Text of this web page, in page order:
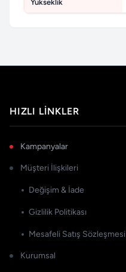
Yükseklik
HIZLI LINKLER
Kampanyalar
Müşteri İlişkileri
Değişim & İade
Gizlilik Politikası
Mesafeli Satış Sözleşmesi
Kurumsal